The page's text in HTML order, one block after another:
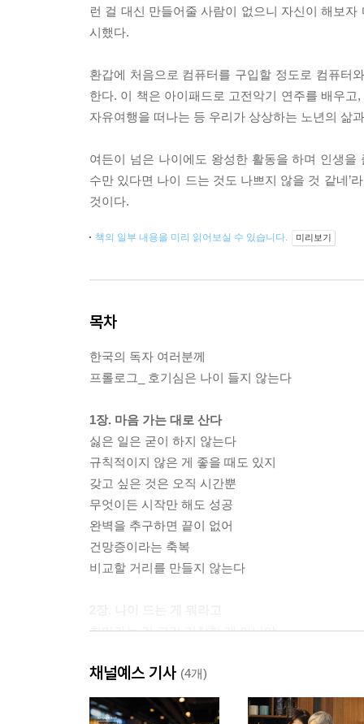
런 걸 대신 만들어줄 사람이 없으니 자신이 해보
시했다.
환갑에 처음으로 컴퓨터를 구입할 정도로 컴퓨터
한다. 이 책은 아이패드로 고전악기 연주를 배우
자유여행을 떠나는 등 우리가 상상하는 노년의 삶
여든이 넘은 나이에도 왕성한 활동을 하며 인생
수만 있다면 나이 드는 것도 나쁘지 않을 것 같네’
것이다.
책의 일부 내용을 미리 읽어보실 수 있습니다. 미리보기
목차
한국의 독자 여러분께
프롤로그_ 호기심은 나이 들지 않는다
1장. 마음 가는 대로 산다
싫은 일은 굳이 하지 않는다
규칙적이지 않은 게 좋을 때도 있지
갖고 싶은 것은 오직 시간뿐
무엇이든 시작만 해도 성공
완벽을 추구하면 끝이 없어
건망증이라는 축복
비교할 거리를 만들지 않는다
취미라는 건 그리 거창한 게 아니야
미지의 세계를 알아가는 즐거움
취미로 연결된 사람들과의 만남
갈 곳이 없는 사람을 위한 특효약
채널예스 기사 (4개)